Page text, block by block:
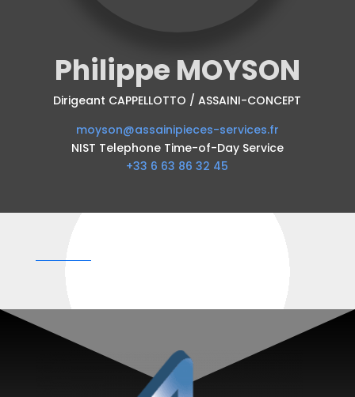
Philippe MOYSON
Dirigeant CAPPELLOTTO / ASSAINI-CONCEPT
moyson@assainipieces-services.fr
NIST Telephone Time-of-Day Service
+33 6 63 86 32 45